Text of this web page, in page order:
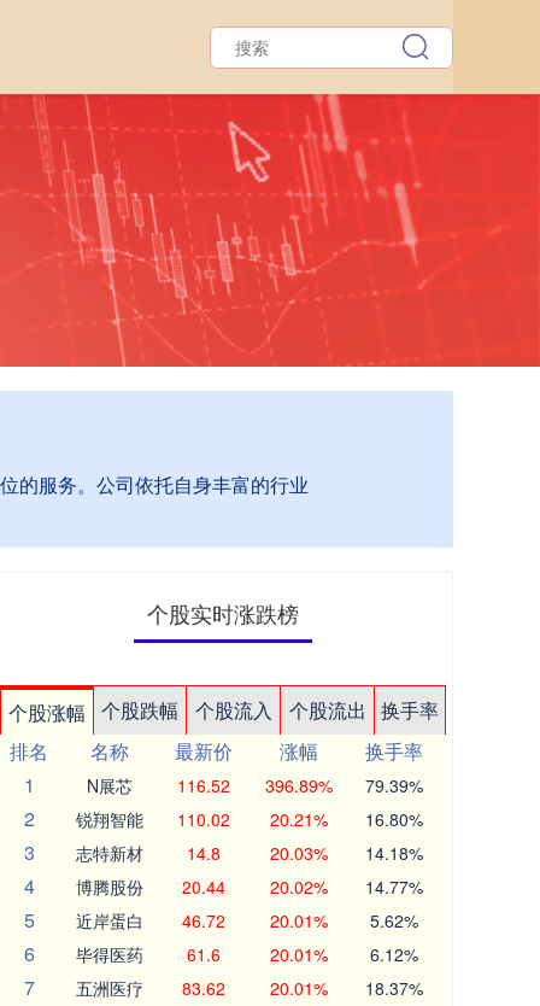
的服务。公司依托自身丰富的行业
个股实时涨跌榜
个股涨幅 个股跌幅 个股流入 个股流出
换手率
排名
名称 最新价 涨幅
换手率
1
N展芯 116.52 396.89% 79.39%
2 锐翔智能 110.02 20.21% 16.80%
3 志特新材 14.8 20.03% 14.18%
4 博腾股份 20.44 20.02% 14.77%
5 近岸蛋白 46.72 20.01% 5.62%
6 毕得医药 61.6 20.01% 6.12%
7 五洲医疗 83.62 20.01% 18.37%